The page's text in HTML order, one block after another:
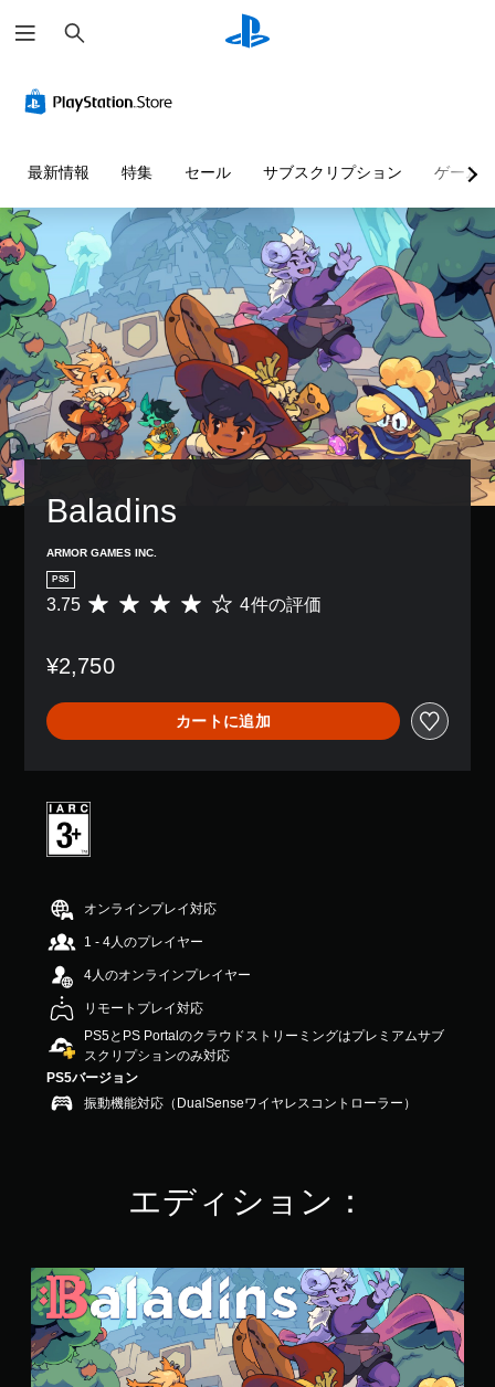
索
最新情報 特集 セール サブスクリプション ゲーム
Baladins
ARMOR GAMES INC.
PS5
評
は
、
平
均
は
段
の
.
5
で
す
3.75 4件の評価
¥2,750
カートに追加
オンラインプレイ対応
1 - 4人のプレイヤー
4人のオンラインプレイヤー
リモートプレイ対応
PS5とPS Portalのクラウドストリーミングはプレミアムサブ
スクリプションのみ対応
PS5バージョン
振動機能対応（DualSenseワイヤレスコントローラー）
エディション：
B
a
a
d
i